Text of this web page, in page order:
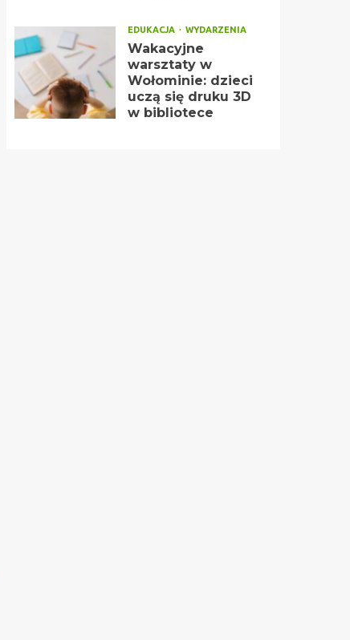
EDUKACJA WYDARZENIA
Wakacyjne
warsztaty w
Wołominie: dzieci
uczą się druku 3D
w bibliotece